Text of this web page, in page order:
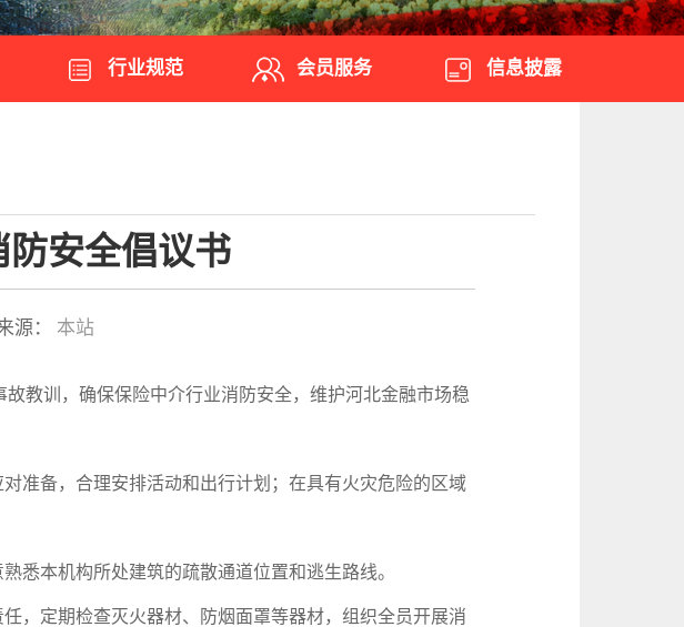
行业规范 会员服务 信息披露
安全倡议书
源： 本站
教训，确保保险中介行业消防安全，维护河北金融市场稳
备，合理安排活动和出行计划；在具有火灾危险的区域
本机构所处建筑的疏散通道位置和逃生路线。
定期检查灭火器材、防烟面罩等器材，组织全员开展消